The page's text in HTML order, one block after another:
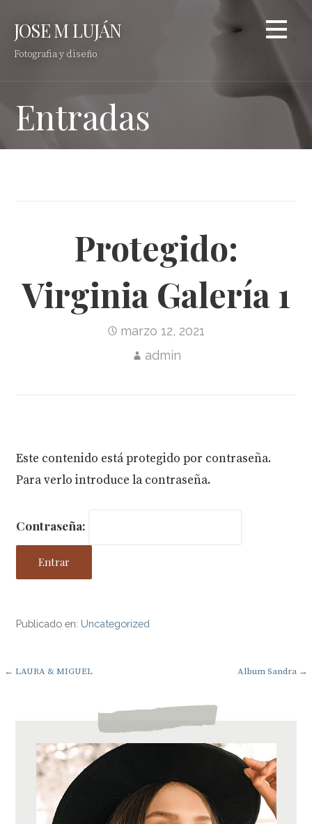
contenido
JOSE M LUJÁN
Fotografia y diseño
Entradas
Protegido:
Virginia Galería 1
marzo 12, 2021
admin
Este contenido está protegido por contraseña.
Para verlo introduce la contraseña.
Contraseña:
Publicado en: Uncategorized
Navegación
← LAURA & MIGUEL Album Sandra →